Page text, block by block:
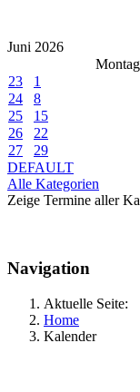
Juni 2026
Montag
23
1
24
8
25
15
26
22
27
29
DEFAULT
Alle Kategorien
Zeige Termine aller
Navigation
Aktuelle Seite:
Home
Kalender